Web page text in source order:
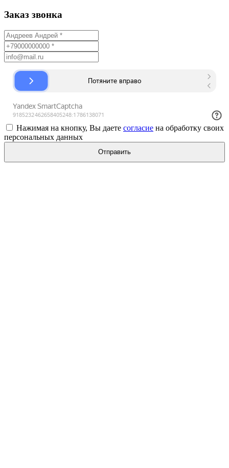
Заказ звонка
Нажимая на кнопку, Вы даете согласие на обработку своих
персональных данных
Отправить